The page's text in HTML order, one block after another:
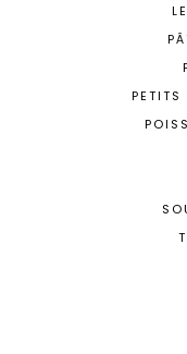
PETITS